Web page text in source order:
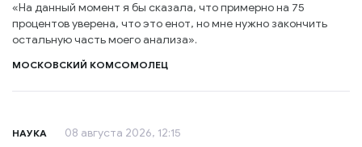
«На данный момент я бы сказала, что примерно на 75
процентов уверена, что это енот, но мне нужно закончить
остальную часть моего анализа».
МОСКОВСКИЙ КОМСОМОЛЕЦ
НАУКА 08 августа 2026, 12:15